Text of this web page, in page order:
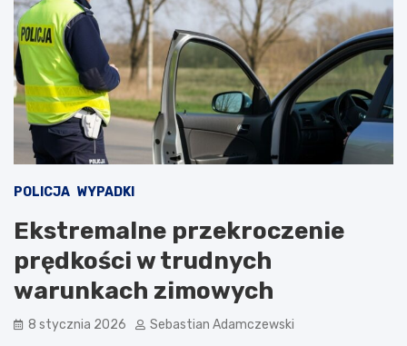
POLICJA WYPADKI
Ekstremalne przekroczenie
prędkości w trudnych
warunkach zimowych
8 stycznia 2026 Sebastian Adamczewski